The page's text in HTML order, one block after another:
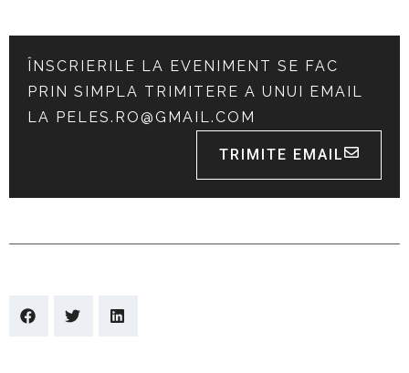
ÎNSCRIERILE LA EVENIMENT SE FAC
PRIN SIMPLA TRIMITERE A UNUI EMAIL
LA PELES.RO@GMAIL.COM
TRIMITE EMAIL